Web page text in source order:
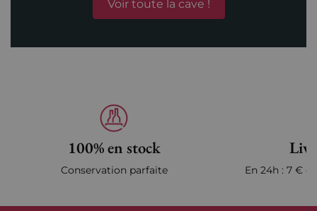
Voir toute la cave !
100% en stock
Conservation parfaite En 24h : 7 €